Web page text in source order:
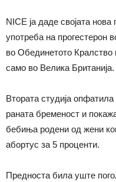
NICE ја даде својата
употреба на прогестерон
во Обединетото Кралство
само во Велика Британија.
Втората студија
раната бременост и
бебиња родени од жени
абортус за 5 проценти.
Предноста била уште